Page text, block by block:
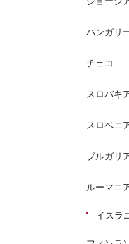
ハンガリ
チェコ
スロバキ
スロベニ
ブルガリ
ルーマニ
イスラ